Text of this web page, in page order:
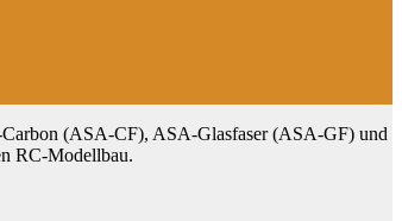
(ASA-CF), ASA-Glasfaser (ASA-GF) und
RC-Modellbau.